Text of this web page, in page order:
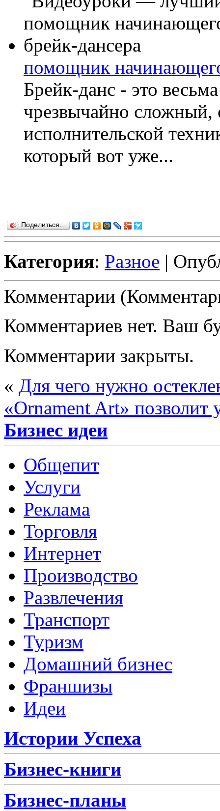
помощник
Брейк-данс - это
чрезвычайно сложный,
исполнительской
который вот уже...
Поделиться…
Категория: Разное |
Комментарии
Комментариев нет. Ваш
Комментарии закрыты.
« Для чего нужно
«Ornament Art» позволит
Бизнес идеи
Общепит
Услуги
Реклама
Торговля
Интернет
Производство
Развлечения
Транспорт
Туризм
Домашний бизнес
Франшизы
Идеи
Истории Успеха
Бизнес-книги
Бизнес-планы